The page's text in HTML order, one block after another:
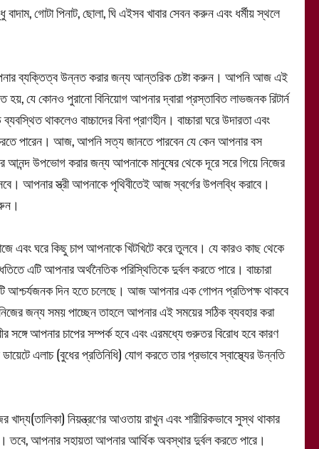
গোটা পিনাট, ছোলা, ঘি এইসব খাবার সেবন করুন এবং ধর্মীয় স্থলে
ব্যক্তিত্ব উন্নত করার জন্য আন্তরিক চেষ্টা করুন। আপনি আজ এই
যে কোনও পুরানো বিনিয়োগ আপনার দ্বারা প্রস্তাবিত লাভজনক রিটার্ন
থাকলেও বাচ্চাদের বিনা প্রাণহীন। বাচ্চারা ঘরে উদারতা এবং
পারেন। আজ, আপনি সত্য জানতে পারবেন যে কেন আপনার বস
উপভোগ করার জন্য আপনাকে মানুষের থেকে দূরে সরে গিয়ে নিজের
আপনার স্ত্রী আপনাকে পৃথিবীতেই আজ স্বর্গের উপলব্ধি করাবে।
ঘরে কিছু চাপ আপনাকে খিটখিটে করে তুলবে। যে কারও কাছ থেকে
এটি আপনার অর্থনৈতিক পরিস্থিতিকে দুর্বল করতে পারে। বাচ্চারা
আশ্চর্যজনক দিন হতে চলেছে। আজ আপনার এক গোপন প্রতিপক্ষ থাকবে
জন্য সময় পাচ্ছেন তাহলে আপনার এই সময়ের সঠিক ব্যবহার করা
আপনার চাপের সম্পর্ক হবে এবং এরমধ্যে গুরুতর বিরোধ হবে কারণ
এলাচ (বুধের প্রতিনিধি) যোগ করতে তার প্রভাবে স্বাস্থ্যের উন্নতি
নিয়ন্ত্রণের আওতায় রাখুন এবং শারীরিকভাবে সুস্থ থাকার
আপনার সহায়তা আপনার আর্থিক অবস্থার দুর্বল করতে পারে।